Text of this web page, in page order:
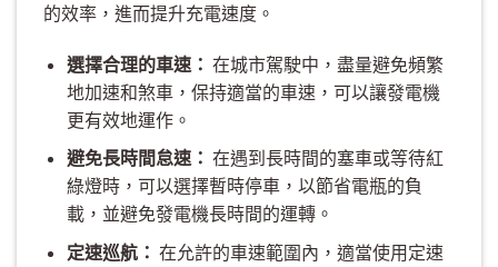
的效率，進而提升充電速度。
選擇合理的車速： 在城市駕駛中，盡量避免頻繁
地加速和煞車，保持適當的車速，可以讓發電機
更有效地運作。
避免長時間怠速： 在遇到長時間的塞車或等待紅
綠燈時，可以選擇暫時停車，以節省電瓶的負
載，並避免發電機長時間的運轉。
定速巡航： 在允許的車速範圍內，適當使用定速